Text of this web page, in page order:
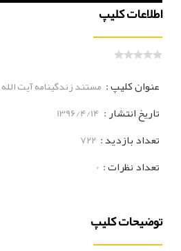
اطلاعات کلیپ
عنوان کلیپ : مستند زندگينامه آيت
تاریخ انتشار : 1396/4/14
تعداد بازدید :
تعداد نظرات : 0
توضیحات کلیپ